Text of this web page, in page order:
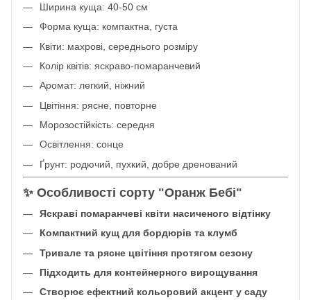
Ширина куща: 40-50 см
Форма куща: компактна, густа
Квіти: махрові, середнього розміру
Колір квітів: яскраво-помаранчевий
Аромат: легкий, ніжний
Цвітіння: рясне, повторне
Морозостійкість: середня
Освітлення: сонце
Ґрунт: родючий, пухкий, добре дренований
✨ Особливості сорту "Оранж Бебі"
Яскраві помаранчеві квіти насиченого відтінку
Компактний кущ для бордюрів та клумб
Тривале та рясне цвітіння протягом сезону
Підходить для контейнерного вирощування
Створює ефектний кольоровий акцент у саду